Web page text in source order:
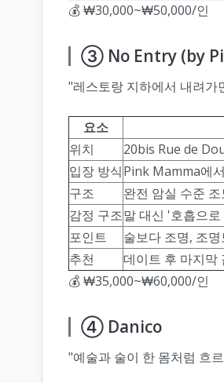
💰 ₩30,000~₩50,000/인
③ No Entry (by
"레스토랑 지하에서 내려가
요소
위치
20bis Rue de
입장 방식Pink Mamma에
구조
완전 암실 수준
감정 구조말 대신 '호흡으
포인트
술보다 조명, 조
추천
데이트 후 마지막
💰 ₩35,000~₩60,000/인
④ Danico
"예술과 술이 한 몸처럼 흐